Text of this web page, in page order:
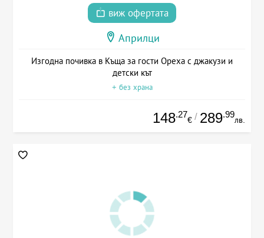
виж офертата
Априлци
Изгодна почивка в Къща за гости Ореха с джакузи и
детски кът
+ без храна
148.27
€ / 289.99
лв.